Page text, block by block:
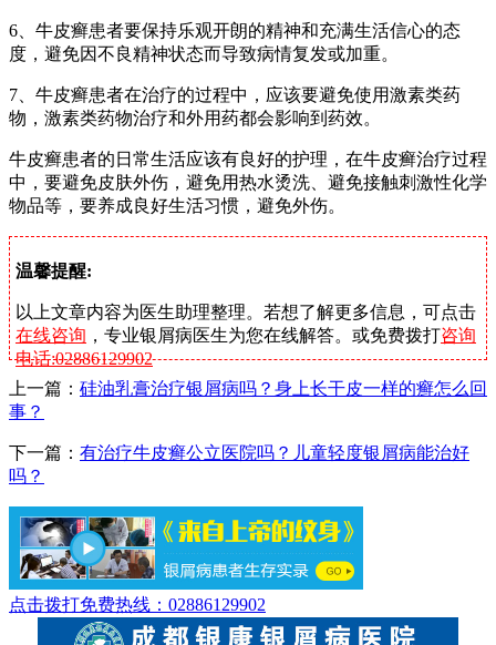
6、牛皮癣患者要保持乐观开朗的精神和充满生活信心的态
度，避免因不良精神状态而导致病情复发或加重。
7、牛皮癣患者在治疗的过程中，应该要避免使用激素类药
物，激素类药物治疗和外用药都会影响到药效。
牛皮癣患者的日常生活应该有良好的护理，在牛皮癣治疗过程
中，要避免皮肤外伤，避免用热水烫洗、避免接触刺激性化学
物品等，要养成良好生活习惯，避免外伤。
温馨提醒:
以上文章内容为医生助理整理。若想了解更多信息，可点击
在线咨询 ，专业银屑病医生为您在线解答。或免费拨打咨询
电话:02886129902
上一篇： 硅油乳膏治疗银屑病吗？身上长干皮一样的癣怎么回
事？
下一篇： 有治疗牛皮癣公立医院吗？儿童轻度银屑病能治好
吗？
点击拨打免费热线：02886129902